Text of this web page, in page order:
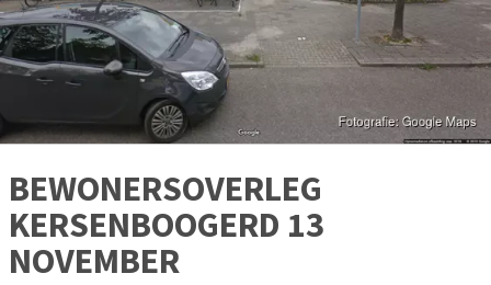
BEWONERSOVERLEG
KERSENBOOGERD 13
NOVEMBER